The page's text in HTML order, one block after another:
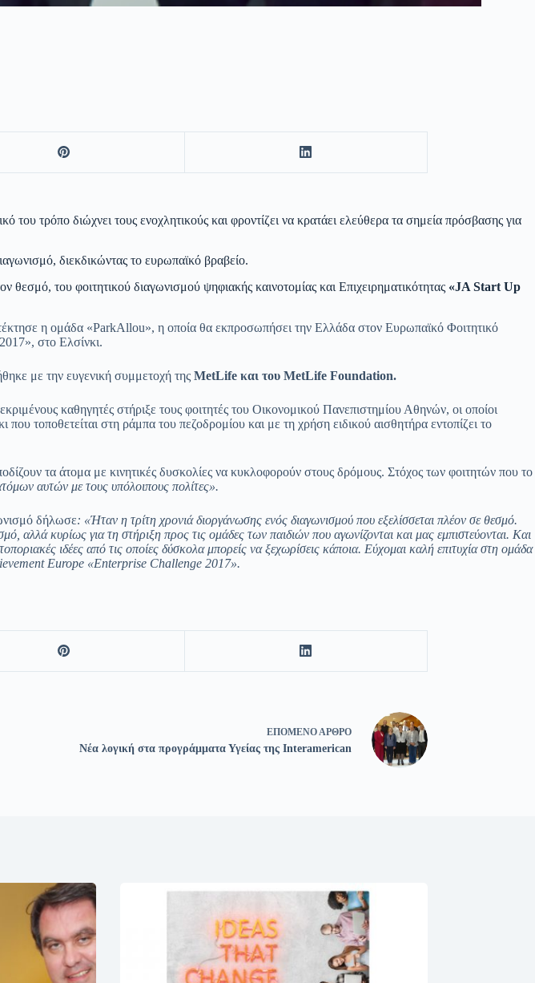
τρόπο διώχνει τους ενοχλητικούς και φροντίζει να κρατάει ελεύθερα τα σημεία πρόσβασης για
διεκδικώντας το ευρωπαϊκό βραβείο.
θεσμό, του φοιτητικού διαγωνισμού ψηφιακής καινοτομίας και Επιχειρηματικότητας «JA Start Up
η ομάδα «ΡarkAllou», η οποία θα εκπροσωπήσει την Ελλάδα στον Ευρωπαϊκό Φοιτητικό
στο Ελσίνκι.
με την ευγενική συμμετοχή της MetLife και του MetLife Foundation.
καθηγητές στήριξε τους φοιτητές του Οικονομικού Πανεπιστημίου Αθηνών, οι οποίοι
τοποθετείται στη ράμπα του πεζοδρομίου και με τη χρήση ειδικού αισθητήρα εντοπίζει το
τα άτομα με κινητικές δυσκολίες να κυκλοφορούν στους δρόμους. Στόχος των φοιτητών που το
αυτών με τους υπόλοιπους πολίτες».
δήλωσε: «Ήταν η τρίτη χρονιά διοργάνωσης ενός διαγωνισμού που εξελίσσεται πλέον σε θεσμό.
αλλά κυρίως για τη στήριξη προς τις ομάδες των παιδιών που αγωνίζονται και μας εμπιστεύονται. Και
ιδέες από τις οποίες δύσκολα μπορείς να ξεχωρίσεις κάποια. Εύχομαι καλή επιτυχία στη ομάδα
Europe «Enterprise Challenge 2017».
ΕΠΌΜΕΝΟΆΡΘΡΟ
Νέα λογική στα προγράμματα Υγείας της Interamerican